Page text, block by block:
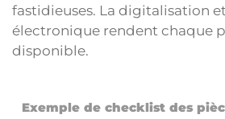
fastidieuses. La digitalisation
électronique rendent chaque
disponible.
Exemple de checklist des